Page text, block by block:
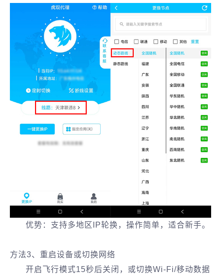
优势：支持多地区IP轮换，操作简单，适合新手。
方法3、重启设备或切换网络‌
开启飞行模式15秒后关闭，或切换Wi-Fi/移动数据